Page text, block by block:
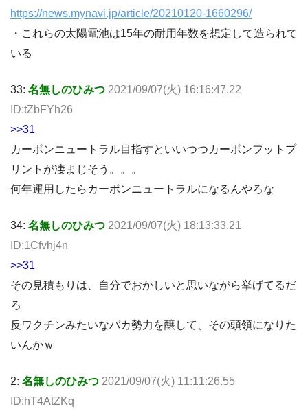
https://news.mynavi.jp/article/20210120-1660296/
・これらの太陽電池は15年の耐用年数を想定して造られて
いる
33: 名無しのひみつ 2021/09/07(火) 16:16:47.22
ID:tZbFYh26
>>31
カーボンニュートラル目指すといいつつカーボンフットプ
リントが凄まじそう。。。
何年運用したらカーボンニュートラルになるんやろな
34: 名無しのひみつ 2021/09/07(火) 18:13:33.21
ID:1Cfvhj4n
>>31
その見積もりは、自分でおかしいと思いながら挙げてるだ
ろ
反ワクチンみたいなバカ勢力を醸して、その頭領になりた
いんかｗ
2: 名無しのひみつ 2021/09/07(火) 11:11:26.55
ID:hT4AtZKq